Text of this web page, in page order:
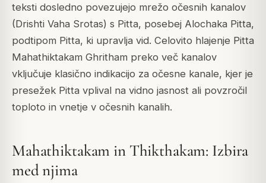
teksti dosledno povezujejo mrežo očesnih kanalov
(Drishti Vaha Srotas) s Pitta, posebej Alochaka Pitta,
podtipom Pitta, ki upravlja vid. Celovito hlajenje Pitta
Mahathiktakam Ghritham preko več kanalov
vključuje klasično indikacijo za očesne kanale, kjer je
presežek Pitta vplival na vidno jasnost ali povzročil
toploto in vnetje v očesnih kanalih.
Mahathiktakam in Thikthakam: Izbira
med njima